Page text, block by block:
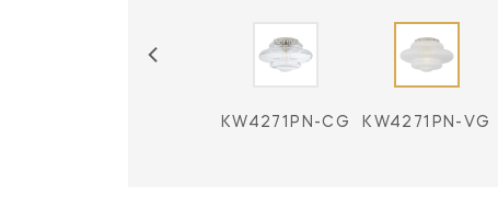
KW4271PN-CG KW4271PN-VG